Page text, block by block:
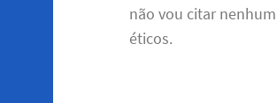
não vou citar
éticos.